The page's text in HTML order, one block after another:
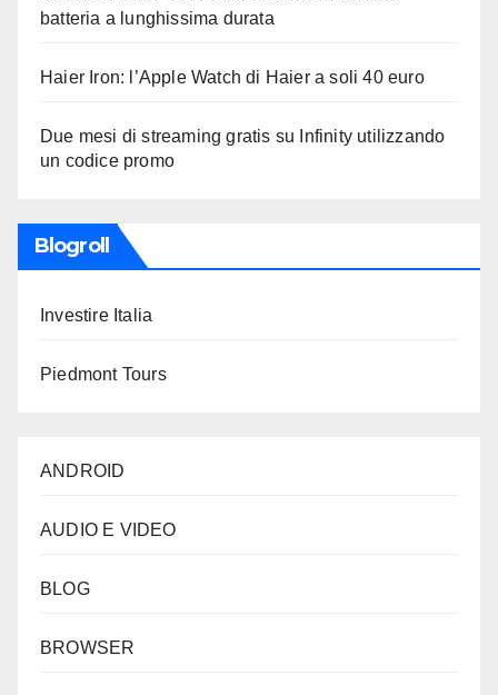
batteria a lunghissima durata
Haier Iron: l’Apple Watch di Haier a soli 40 euro
Due mesi di streaming gratis su Infinity utilizzando
un codice promo
Blogroll
Investire Italia
Piedmont Tours
ANDROID
AUDIO E VIDEO
BLOG
BROWSER